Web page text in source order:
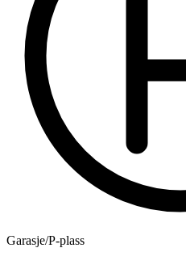
Garasje/P-plass